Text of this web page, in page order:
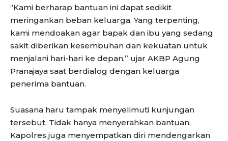
“Kami berharap bantuan ini dapat sedikit
meringankan beban keluarga. Yang terpenting,
kami mendoakan agar bapak dan ibu yang sedang
sakit diberikan kesembuhan dan kekuatan untuk
menjalani hari-hari ke depan,” ujar AKBP Agung
Pranajaya saat berdialog dengan keluarga
penerima bantuan.
Suasana haru tampak menyelimuti kunjungan
tersebut. Tidak hanya menyerahkan bantuan,
Kapolres juga menyempatkan diri mendengarkan